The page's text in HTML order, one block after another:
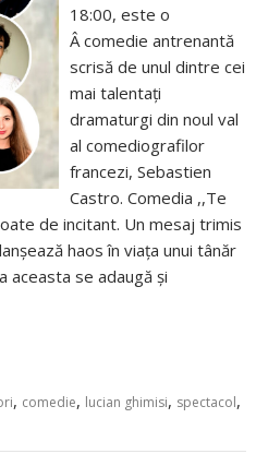
18:00, este o
Â comedie antrenantă
scrisă de unul dintre cei
mai talentați
dramaturgi din noul val
al comediografilor
francezi, Sebastien
Castro. Comedia ,,Te
de incitant. Un mesaj trimis
haos în viața unui tânăr
aceasta se adaugă și
, comedie, lucian ghimisi, spectacol,